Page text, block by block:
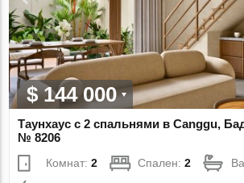
$ 144 000
Таунхаус с 2 спальнями в Canggu,
№ 8206
Комнат:2 Спален:2